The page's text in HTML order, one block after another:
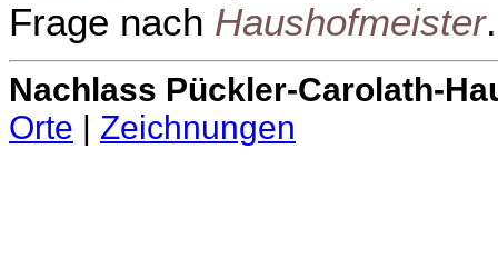
Frage nach Haushofmeister.
Nachlass Pückler-Carolath-
Orte | Zeichnungen